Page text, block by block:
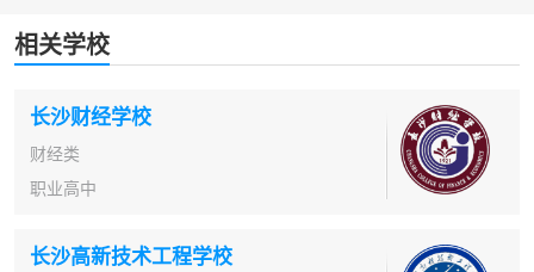
相关学校
长沙财经学校
财经类
职业高中
长沙高新技术工程学校